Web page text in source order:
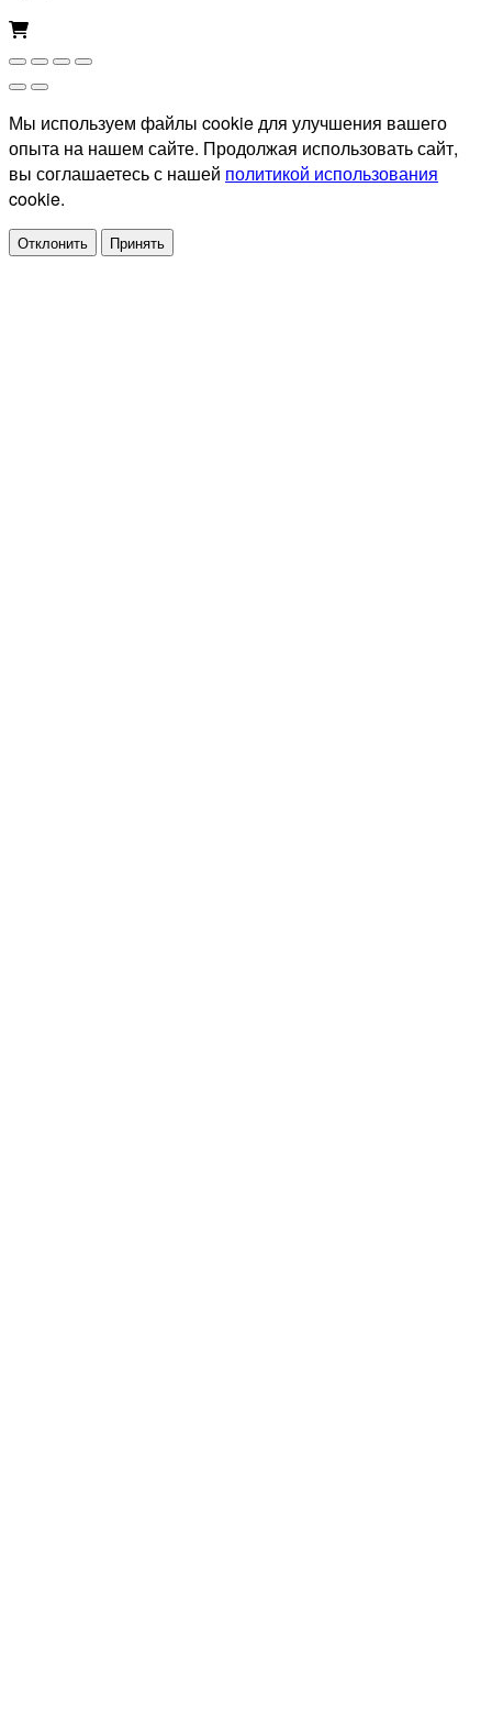
Мы используем файлы cookie для улучшения вашего
опыта на нашем сайте. Продолжая использовать сайт,
вы соглашаетесь с нашей политикой использования
cookie.
Отклонить Принять